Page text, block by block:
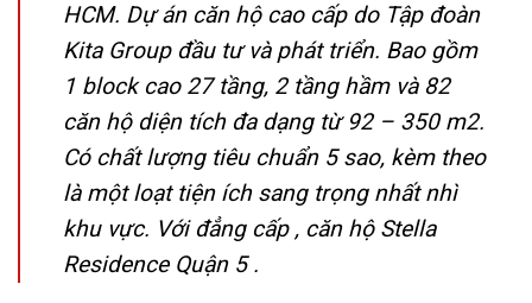
HCM. Dự án căn hộ cao cấp do Tập đoàn
Kita Group đầu tư và phát triển. Bao gồm
1 block cao 27 tầng, 2 tầng hầm và 82
căn hộ diện tích đa dạng từ 92 – 350 m2.
Có chất lượng tiêu chuẩn 5 sao, kèm theo
là một loạt tiện ích sang trọng nhất nhì
khu vực. Với đẳng cấp , căn hộ Stella
Residence Quận 5 .